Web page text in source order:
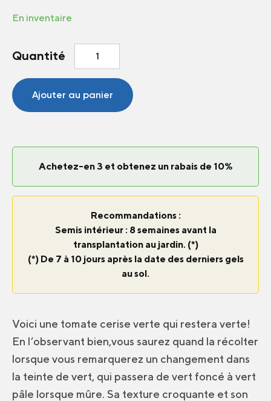
En inventaire
Quantité
Tomate
Sungreen
Ajouter au panier
Achetez-en 3 et obtenez un rabais de 10%
Recommandations :
Semis intérieur : 8 semaines avant la
transplantation au jardin. (*)
(*) De 7 à 10 jours après la date des derniers gels
au sol.
Voici une tomate cerise verte qui restera verte!
En l’observant bien,vous saurez quand la récolter
lorsque vous remarquerez un changement dans
la teinte de vert, qui passera de vert foncé à vert
pâle lorsque mûre. Sa texture croquante et son